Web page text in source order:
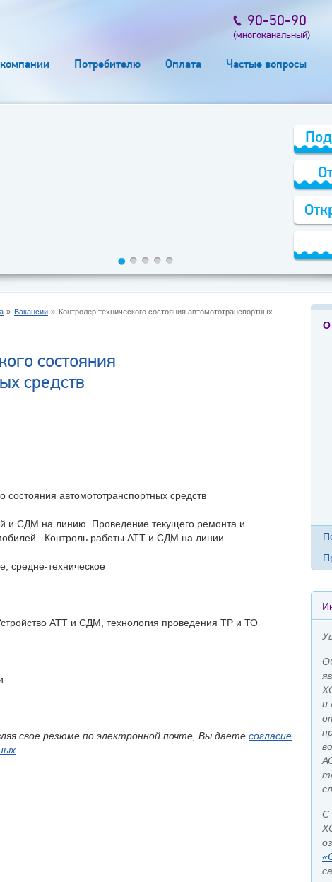
90-50-90
(многоканальный)
Потребителю Оплата Частые вопросы
Вакансии
Контролер технического состояния автомототранспортных
состояния
средств
состояния автомототранспортных средств
и СДМ на линию. Проведение текущего ремонта и
. Контроль работы АТТ и СДМ на линии
средне-техническое
АТТ и СДМ, технология проведения ТР и ТО
свое резюме по электронной почте, Вы даете согласие
О
и
С